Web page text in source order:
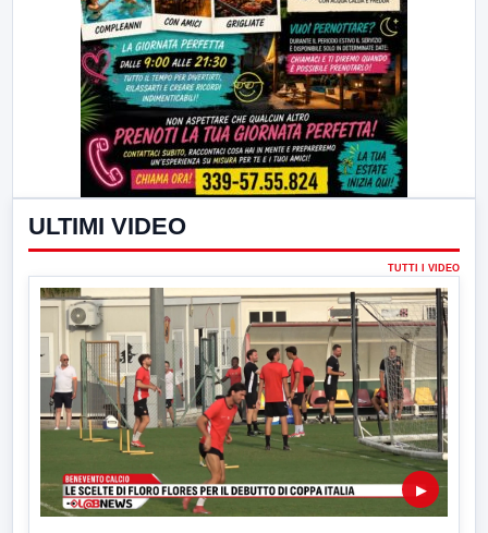
ULTIMI VIDEO
TUTTI I VIDEO
▶